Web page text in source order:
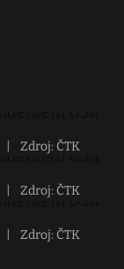
Zdroj: ČTK
Zdroj: ČTK
Zdroj: ČTK